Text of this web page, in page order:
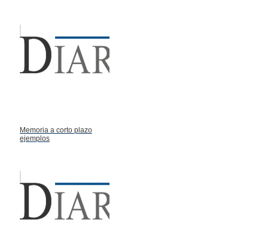
Memoria a corto plazo
ejemplos